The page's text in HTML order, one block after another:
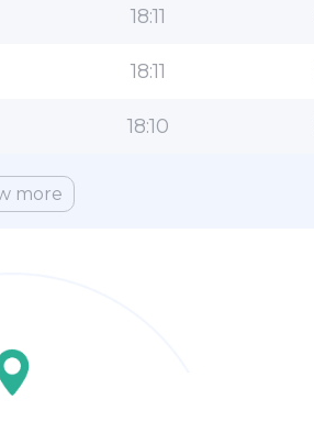
18:11
18:11
18:10
more